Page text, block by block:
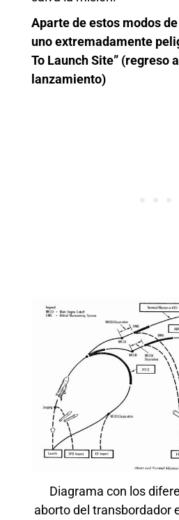
Aparte de estos modos
uno extremadamente
To Launch Site” (regreso
lanzamiento)
Diagrama con los
aborto del transbordador